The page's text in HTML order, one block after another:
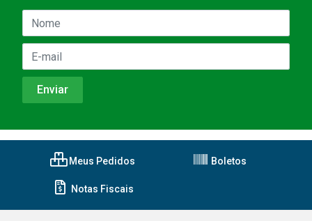
Meus Pedidos Boletos
Notas Fiscais